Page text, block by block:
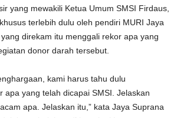
yang mewakili Ketua Umum SMSI Firdaus,
terlebih dulu oleh pendiri MURI Jaya
direkam itu menggali rekor apa yang
donor darah tersebut.
kami harus tahu dulu
apa yang telah dicapai SMSI. Jelaskan
apa. Jelaskan itu,” kata Jaya Suprana